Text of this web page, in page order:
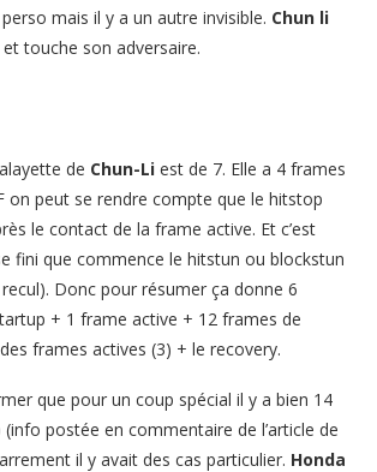
mais il y a un autre invisible. Chun li
touche son adversaire.
de Chun-Li est de 7. Elle a 4 frames
on peut se rendre compte que le hitstop
le contact de la frame active. Et c’est
fini que commence le hitstun ou blockstun
Donc pour résumer ça donne 6
+ 1 frame active + 12 frames de
frames actives (3) + le recovery.
que pour un coup spécial il y a bien 14
postée en commentaire de l’article de
il y avait des cas particulier. Honda